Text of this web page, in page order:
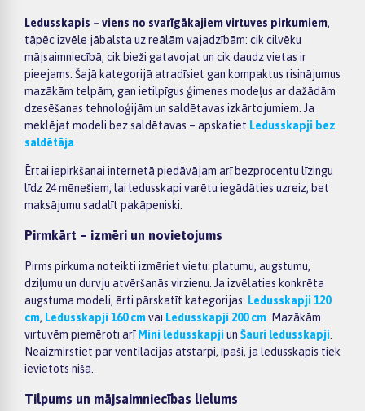
Ledusskapis – viens no svarīgākajiem virtuves pirkumiem,
tāpēc izvēle jābalsta uz reālām vajadzībām: cik cilvēku
mājsaimniecībā, cik bieži gatavojat un cik daudz vietas ir
pieejams. Šajā kategorijā atradīsiet gan kompaktus risinājumus
mazākām telpām, gan ietilpīgus ģimenes modeļus ar dažādām
dzesēšanas tehnoloģijām un saldētavas izkārtojumiem. Ja
meklējat modeli bez saldētavas – apskatiet Ledusskapji bez
saldētāja
Ērtai iepirkšanai internetā piedāvājam arī bezprocentu līzingu
līdz 24 mēnešiem, lai ledusskapi varētu iegādāties uzreiz, bet
maksājumu sadalīt pakāpeniski.
Pirmkārt – izmēri un novietojums
Pirms pirkuma noteikti izmēriet vietu: platumu, augstumu,
dziļumu un durvju atvēršanās virzienu. Ja izvēlaties konkrēta
augstuma modeli, ērti pārskatīt kategorijas: Ledusskapji 120
cm, Ledusskapji 160 cmvai Ledusskapji 200 cm . Mazākām
virtuvēm piemēroti arīMini ledusskapjiun Šauri ledusskapji
Neaizmirstiet par ventilācijas atstarpi, īpaši, ja ledusskapis tiek
ievietots nišā.
Tilpums un mājsaimniecības lielums